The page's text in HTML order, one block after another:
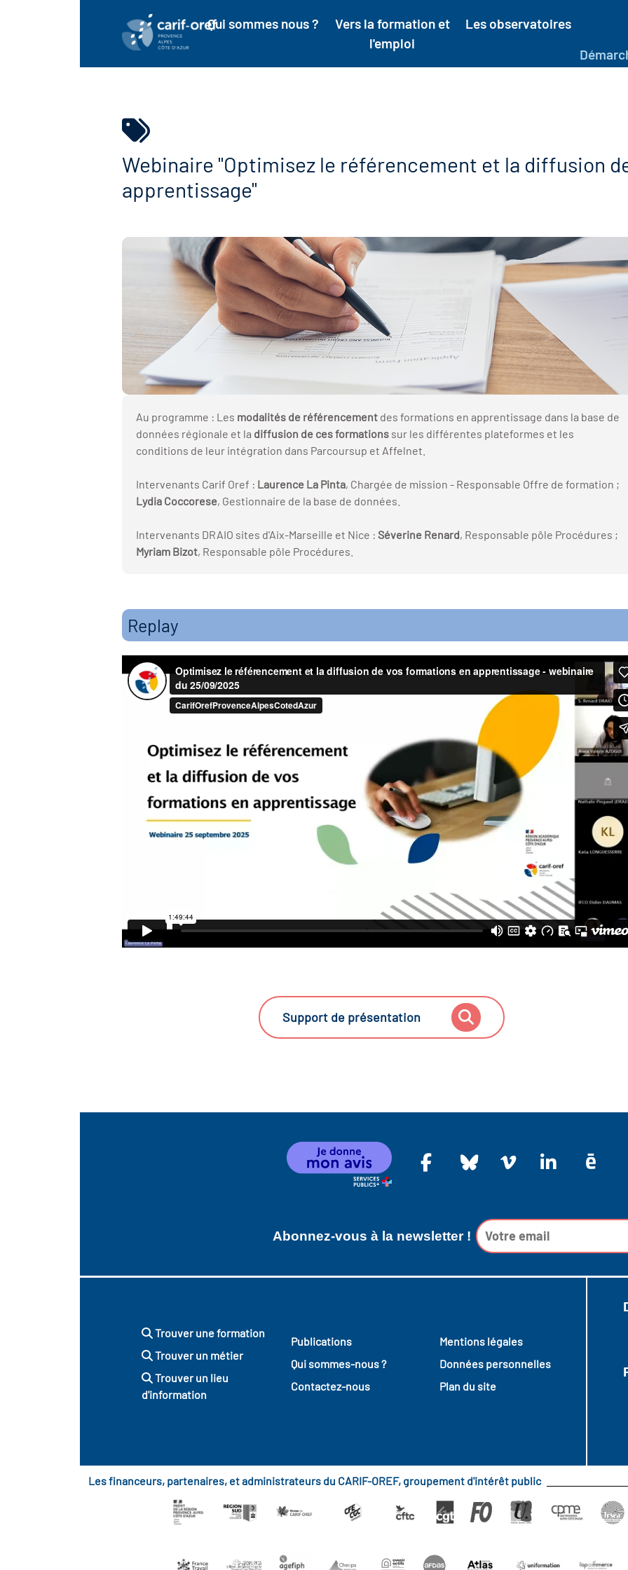
Qui sommes nous ?
Vers la formation et
l'emploi
Les observatoires
Webinaire "Optimisez le référencement et la diffusion
apprentissage"
Au programme : Les modalités de référencement des formations en apprentissage dans la base de
données régionale et la diffusion de ces formations sur les différentes plateformes et les
conditions de leur intégration dans Parcoursup et Affelnet.
Intervenants Carif Oref : Laurence La Pinta, Chargée de mission - Responsable Offre de formation ;
Lydia Coccorese, Gestionnaire de la base de données.
Intervenants DRAIO sites d'Aix-Marseille et Nice : Séverine Renard, Responsable pôle Procédures ;
Myriam Bizot, Responsable pôle Procédures.
Replay
Support de présentation
Abonnez-vous à la newsletter !
Trouver une formation
Trouver un métier
Trouver un lieu
d'information
Publications
Qui sommes-nous ?
Contactez-nous
Mentions légales
Données personnelles
Plan du site
Les financeurs, partenaires, et administrateurs du CARIF-OREF, groupement d'intérêt public